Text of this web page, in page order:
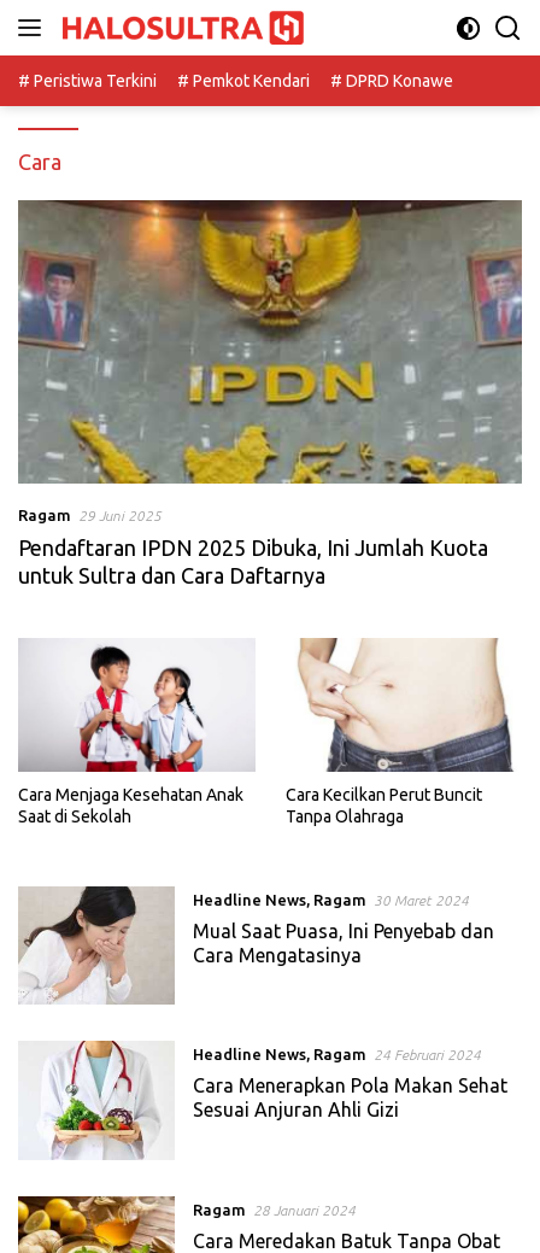
# Peristiwa Terkini
# Pemkot Kendari # DPRD Konawe
Cara
Ragam 29 Juni 2025
Pendaftaran IPDN 2025 Dibuka, Ini Jumlah Kuota
untuk Sultra dan Cara Daftarnya
Cara Menjaga Kesehatan Anak
Saat di Sekolah
Cara Kecilkan Perut Buncit
Tanpa Olahraga
Headline News, Ragam 30 Maret 2024
Mual Saat Puasa, Ini Penyebab dan
Cara Mengatasinya
Headline News, Ragam 24 Februari 2024
Cara Menerapkan Pola Makan Sehat
Sesuai Anjuran Ahli Gizi
Ragam 28 Januari 2024
Cara Meredakan Batuk Tanpa Obat